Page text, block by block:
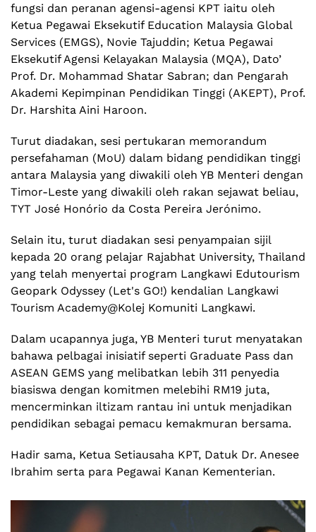
fungsi dan peranan agensi-agensi KPT iaitu oleh
Ketua Pegawai Eksekutif Education Malaysia Global
Services (EMGS), Novie Tajuddin; Ketua Pegawai
Eksekutif Agensi Kelayakan Malaysia (MQA), Dato’
Prof. Dr. Mohammad Shatar Sabran; dan Pengarah
Akademi Kepimpinan Pendidikan Tinggi (AKEPT), Prof.
Dr. Harshita Aini Haroon.
Turut diadakan, sesi pertukaran memorandum
persefahaman (MoU) dalam bidang pendidikan tinggi
antara Malaysia yang diwakili oleh YB Menteri dengan
Timor-Leste yang diwakili oleh rakan sejawat beliau,
TYT José Honório da Costa Pereira Jerónimo.
Selain itu, turut diadakan sesi penyampaian sijil
kepada 20 orang pelajar Rajabhat University, Thailand
yang telah menyertai program Langkawi Edutourism
Geopark Odyssey (Let's GO!) kendalian Langkawi
Tourism Academy@Kolej Komuniti Langkawi.
Dalam ucapannya juga, YB Menteri turut menyatakan
bahawa pelbagai inisiatif seperti Graduate Pass dan
ASEAN GEMS yang melibatkan lebih 311 penyedia
biasiswa dengan komitmen melebihi RM19 juta,
mencerminkan iltizam rantau ini untuk menjadikan
pendidikan sebagai pemacu kemakmuran bersama.
Hadir sama, Ketua Setiausaha KPT, Datuk Dr. Anesee
Ibrahim serta para Pegawai Kanan Kementerian.